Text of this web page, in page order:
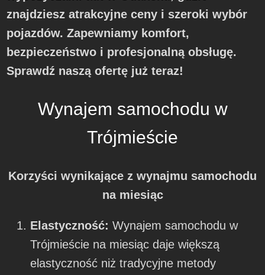
znajdziesz atrakcyjne ceny i szeroki wybór
pojazdów. Zapewniamy komfort,
bezpieczeństwo i profesjonalną obsługę.
Sprawdź naszą ofertę już teraz!
Wynajem samochodu w
Trójmieście
Korzyści wynikające z wynajmu samochodu
na miesiąc
Elastyczność:Wynajem samochodu w
Trójmieście na miesiąc daje większą
elastyczność niż tradycyjne metody